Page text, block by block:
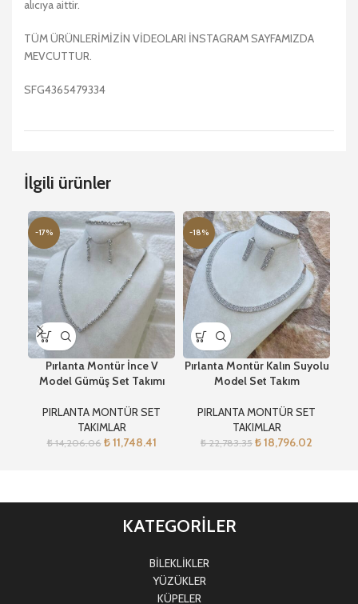
alıcıya aittir.
TÜM ÜRÜNLERİMİZİN VİDEOLARI İNSTAGRAM SAYFAMIZDA
MEVCUTTUR.
SFG4365479334
İlgili ürünler
-17%
Pırlanta Montür İnce V
Model Gümüş Set Takımı
PIRLANTA MONTÜR SET
TAKIMLAR
₺14,206.06 ₺11,748.41
-18%
Pırlanta Montür Kalın Suyolu
Model Set Takım
PIRLANTA MONTÜR SET
TAKIMLAR
₺22,783.35 ₺18,796.02
KATEGORİLER
BİLEKLİKLER
YÜZÜKLER
KÜPELER